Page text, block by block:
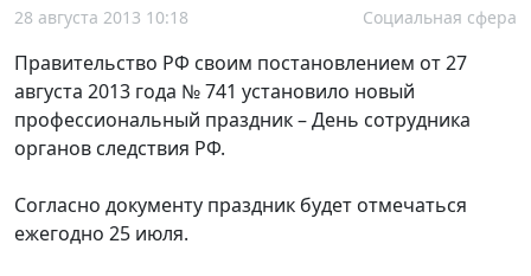
28 августа 2013 10:18 Социальная сфера
Правительство РФ своим постановлением от 27
августа 2013 года № 741 установило новый
профессиональный праздник – День сотрудника
органов следствия РФ.
Согласно документу праздник будет отмечаться
ежегодно 25 июля.